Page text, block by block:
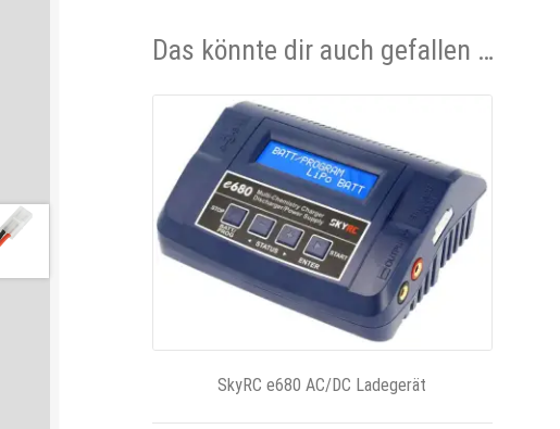
Das könnte dir auch gefallen …
SkyRC e680 AC/DC Ladegerät